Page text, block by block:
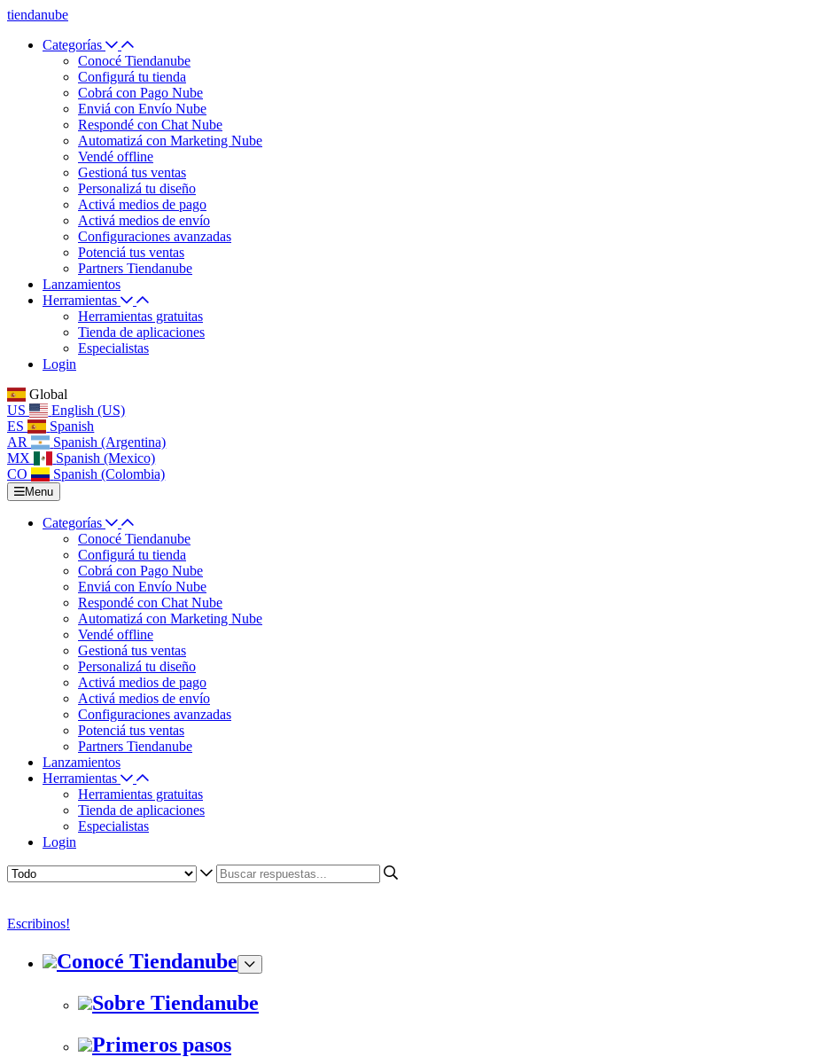
tiendanube
Categorías
Conocé Tiendanube
Configurá tu tienda
Cobrá con Pago Nube
Enviá con Envío Nube
Respondé con Chat Nube
Automatizá con Marketing Nube
Vendé offline
Gestioná tus ventas
Personalizá tu diseño
Activá medios de pago
Activá medios de envío
Configuraciones avanzadas
Potenciá tus ventas
Partners Tiendanube
Lanzamientos
Herramientas
Herramientas gratuitas
Tienda de aplicaciones
Especialistas
Login
Global
US
English (US)
ES
Spanish
AR
Spanish (Argentina)
MX
Spanish (Mexico)
CO
Spanish (Colombia)
Menu
Categorías
Conocé Tiendanube
Configurá tu tienda
Cobrá con Pago Nube
Enviá con Envío Nube
Respondé con Chat Nube
Automatizá con Marketing Nube
Vendé offline
Gestioná tus ventas
Personalizá tu diseño
Activá medios de pago
Activá medios de envío
Configuraciones avanzadas
Potenciá tus ventas
Partners Tiendanube
Lanzamientos
Herramientas
Herramientas gratuitas
Tienda de aplicaciones
Especialistas
Login
Escribinos!
Conocé Tiendanube
Sobre Tiendanube
Primeros pasos